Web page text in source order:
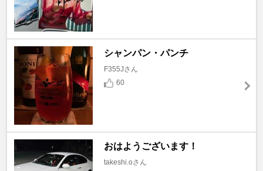
シャンパン・パンチ
F355Jさん
60
おはようございます！
takeshi.oさん